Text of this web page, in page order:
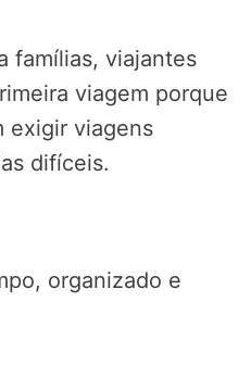
famílias, viajantes
viagem porque
exigir viagens
difíceis.
organizado e